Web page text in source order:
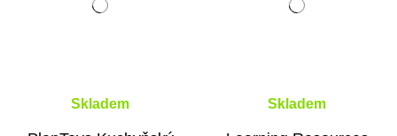
Skladem Skladem